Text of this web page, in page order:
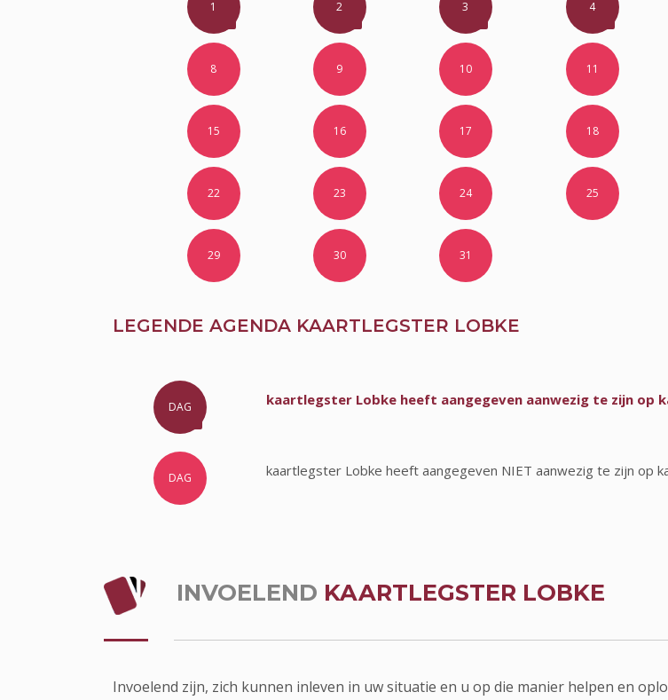
1 2 3 4
8 9 10 11
15 16 17 18
22 23 24 25
29 30 31
LEGENDE AGENDA KAARTLEGSTER LOBKE
DAG kaartlegster Lobke heeft aangegeven aanwezig te zijn op
DAG kaartlegster Lobke heeft aangegeven NIET aanwezig te zijn op
INVOELEND KAARTLEGSTER LOBKE
Invoelend zijn, zich kunnen inleven in uw situatie en u op die manier helpen en